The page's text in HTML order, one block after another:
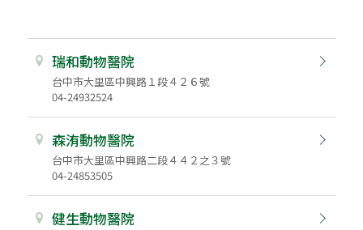
瑞和動物醫院
台中市大里區中興路１段４２６號
04-24932524
森洧動物醫院
台中市大里區中興路二段４４２之３號
04-24853505
健生動物醫院